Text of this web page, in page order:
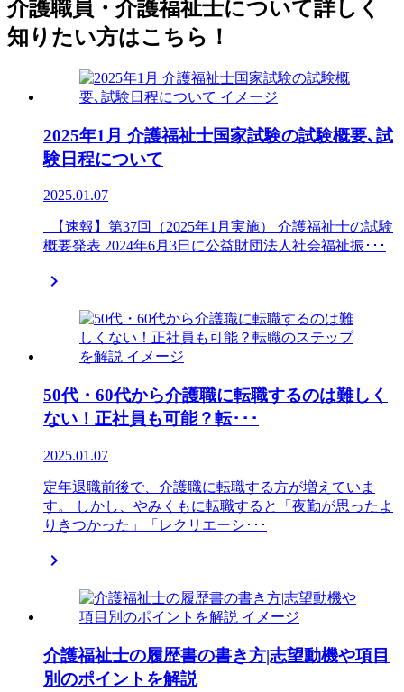
介護職員・介護福祉士について詳しく
知りたい方はこちら！
2025年1月 介護福祉士国家試験の試験概要､試
験日程について
2025.01.07
【速報】第37回（2025年1月実施） 介護福祉士の試験
概要発表 2024年6月3日に公益財団法人社会福祉振･･･

50代・60代から介護職に転職するのは難しく
ない！正社員も可能？転･･･
2025.01.07
定年退職前後で、介護職に転職する方が増えていま
す。 しかし、やみくもに転職すると「夜勤が思ったよ
りきつかった」「レクリエーシ･･･

介護福祉士の履歴書の書き方|志望動機や項目
別のポイントを解説